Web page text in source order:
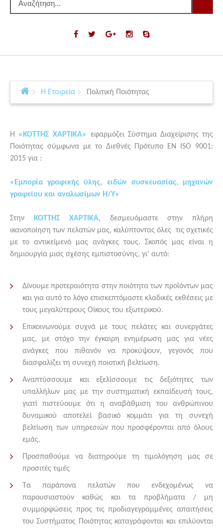
Η Εταιρεία Πολιτική Ποιότητας
Η «ΚΟΤΤΗΣ ΧΑΡΤΙΚΑ» εφαρμόζει Σύστημα Διαχείρισης της
Ποιότητας σύμφωνα με το Διεθνές Πρότυπο ΕΝ ISO 9001:
2015 για :
«Εμπορία γραφικής ύλης, ειδών συσκευασίας, μηχανών
γραφείου και αναλωσίμων Η/Υ»
Στην ΚΟΤΤΗΣ ΧΑΡΤΙΚΑ, δεσμευόμαστε στην πλήρη
ικανοποίηση των πελατών μας, καλύπτοντας όλες τις σχετικές
με το αντικείμενό μας ανάγκες τους. Σκοπός μας είναι η
δημιουργία μιας σχέσης εμπιστοσύνης, γι' αυτό:
Δίνουμε προτεραιότητα στην ποιότητα των προϊόντων μας
και για αυτό το λόγο επισκεπτόμαστε κλαδικές εκθέσεις με
τους μεγαλύτερους Οίκους του εξωτερικού.
Επικοινωνούμε συχνά με τους πελάτες και συνεργάτες
μας, με στόχο την έγκαιρη ενημέρωση μας για νέες
ανάγκες που πιθανόν να προκύψουν, γεγονός που
διασφαλίζει τη συνεχή ποιοτική βελτίωση.
Αναπτύσσουμε και εξελίσσουμε τις δεξιότητες των
υπαλλήλων μας με την συστηματική εκπαίδευσή τους,
γιατί πιστεύουμε ότι η αναβάθμιση του ανθρώπινου
δυναμικού αποτελεί βασικό κομμάτι για τη συνεχή
βελτίωση των υπηρεσιών που προσφέρονται από όλους
εμάς.
Προσπαθούμε να διατηρούμε τη τιμολόγηση μας σε
προσιτές τιμές
Τα παράπονα πελατών που ενδεχομένως να
παρουσιαστούν καθώς και τα προβλήματα / μη
συμμορφώσεις προς τις προδιαγεγραμμένες απαιτήσεις
του Συστήματος Ποιότητας καταγράφονται και επιλύονται